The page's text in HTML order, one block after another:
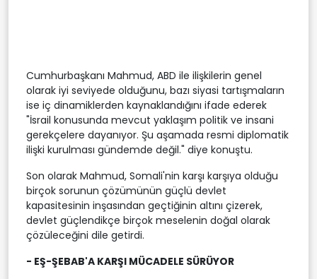
Cumhurbaşkanı Mahmud, ABD ile ilişkilerin genel
olarak iyi seviyede olduğunu, bazı siyasi tartışmaların
ise iç dinamiklerden kaynaklandığını ifade ederek
"İsrail konusunda mevcut yaklaşım politik ve insani
gerekçelere dayanıyor. Şu aşamada resmi diplomatik
ilişki kurulması gündemde değil." diye konuştu.
Son olarak Mahmud, Somali'nin karşı karşıya olduğu
birçok sorunun çözümünün güçlü devlet
kapasitesinin inşasından geçtiğinin altını çizerek,
devlet güçlendikçe birçok meselenin doğal olarak
çözüleceğini dile getirdi.
- EŞ-ŞEBAB'A KARŞI MÜCADELE SÜRÜYOR